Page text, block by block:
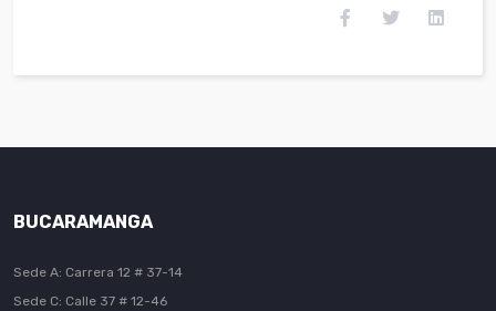
BUCARAMANGA
Sede A: Carrera 12 # 37-14
Sede C: Calle 37 # 12-46